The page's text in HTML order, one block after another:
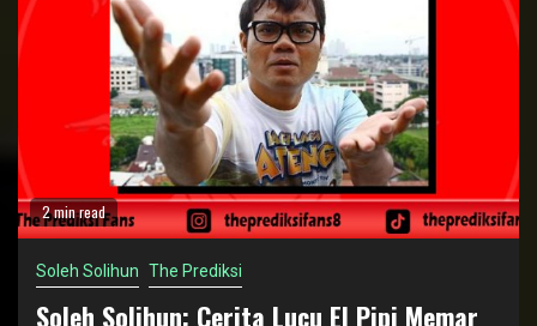
2 min read
Soleh Solihun The Prediksi
Soleh Solihun: Cerita Lucu El Pipi Memar